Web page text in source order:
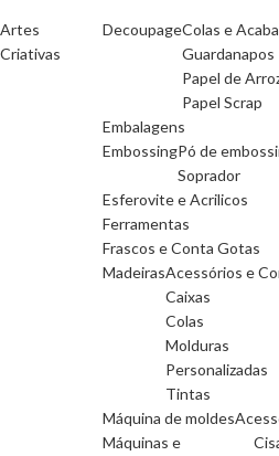
Artes
Criativas
DecoupageColas e
Guardanapos
Papel de
Papel Scrap
Embalagens
EmbossingPó de
Soprador
Esferovite e Acrilicos
Ferramentas
Frascos e Conta Gotas
MadeirasAcessórios e
Caixas
Colas
Molduras
Personalizadas
Tintas
Máquina de moldes
Máquinas e